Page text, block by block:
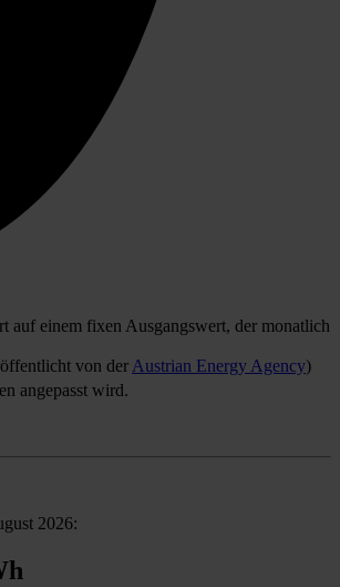
auf einem fixen Ausgangswert, der monatlich
von der Austrian Energy Agency)
angepasst wird.
2026: